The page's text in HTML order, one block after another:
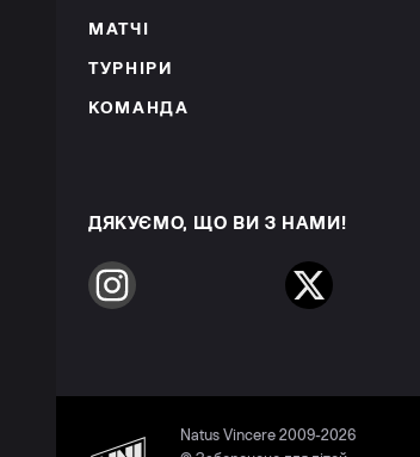
МАТЧІ
ТУРНІРИ
КОМАНДА
ДЯКУЄМО, ЩО ВИ З НАМИ!
Instagram Twitter
Natus Vincere 2009-2026